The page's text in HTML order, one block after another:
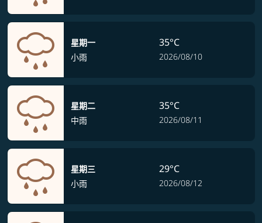
星期一
小雨
35°C
2026/08/10
星期二
中雨
35°C
2026/08/11
星期三
小雨
29°C
2026/08/12